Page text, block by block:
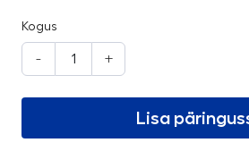
Kogus
- +
Lisa